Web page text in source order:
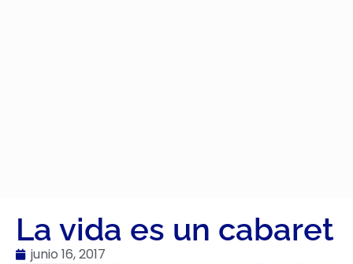
La vida es un cabaret
junio 16, 2017